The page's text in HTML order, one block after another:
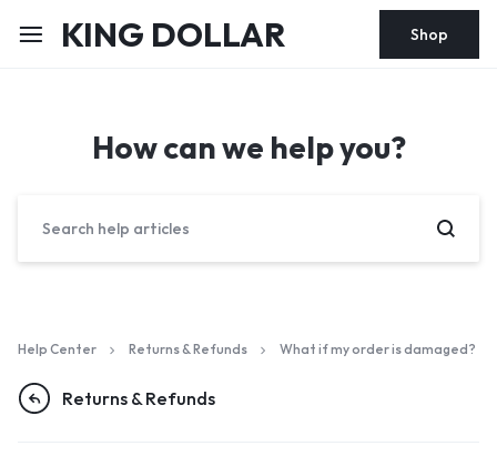
KING DOLLAR Shop
How can we help you?
Help Center Returns & Refunds What if my order is damaged?
Returns & Refunds